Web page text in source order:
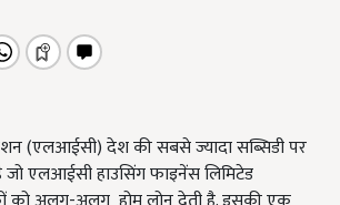
(एलआईसी) देश की सबसे ज्यादा सब्सिडी पर
एलआईसी हाउसिंग फाइनेंस लिमिटेड